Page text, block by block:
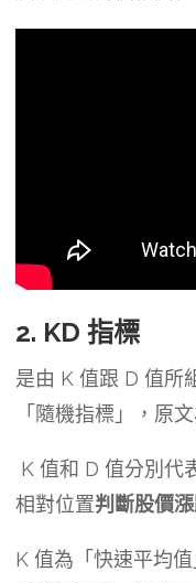
2. KD 指標
是由 K 值跟 D 值所
「隨機指標」，原
K 值和 D 值分別代
相對位置判斷股價
K 值為「快速平均